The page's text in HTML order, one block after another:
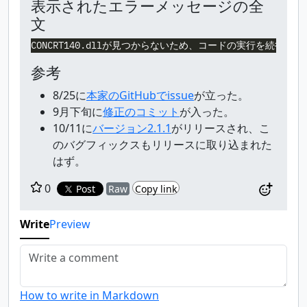
表示されたエラーメッセージの全
文
参考
8/25に本家のGitHubでissueが立った。
9月下旬に修正のコミット が入った。
10/11にバージョン2.1.1がリリースされ、こ
のバグフィックスもリリースに取り込まれた
はず。
0
Post Raw Copy link
WritePreview
How to write in Markdown